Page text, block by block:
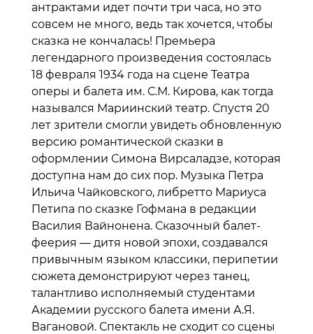
антрактами идет почти три часа, но это
совсем не много, ведь так хочется, чтобы
сказка не кончалась! Премьера
легендарного произведения состоялась
18 февраля 1934 года на сцене Театра
оперы и балета им. С.М. Кирова, как тогда
назывался Мариинский театр. Спустя 20
лет зрители смогли увидеть обновленную
версию романтической сказки в
оформлении Симона Вирсаладзе, которая
доступна нам до сих пор. Музыка Петра
Ильича Чайковского, либретто Мариуса
Петипа по сказке Гофмана в редакции
Василия Вайнонена. Сказочный балет-
феерия — дитя новой эпохи, создавался
привычным языком классики, перипетии
сюжета демонстрируют через танец,
талантливо исполняемый студентами
Академии русского балета имени А.Я.
Вагановой. Спектакль не сходит со сцены